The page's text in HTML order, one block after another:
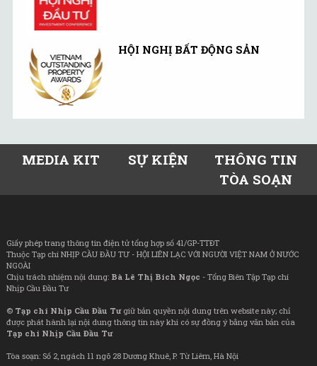
HỘI NGHỊ BẤT ĐỘNG SẢN
MEDIA KIT SỰ KIỆN
THÔNG TIN
TÒA SOẠN
Giấy phép trang thông tin điện tử tổng hợp số 41/GP-TTĐT
Thuộc Tạp chí NHỊP CẦU ĐẦU TƯ - HỘI LIÊN LẠC VỚI NGƯỜI VIỆT NAM Ở NƯỚC
NGOÀI
Chịu trách nhiệm nội dung: Bà Lê Thị Bích Ngọc - Tổng Biên Tập Tạp chí
Nhịp Cầu Đầu Tư
© Tạp chí Nhịp Cầu Đầu Tưgiữ bản quyền nội dung trên website này; chỉ
được phát hành lại nội dung thông tin này khi có sự đồng ý bằng văn bản của
Tạp chí Nhịp Cầu Đầu Tư
Tòa soạn: Số 2, ngách 11 ngõ 28 Dương Khuê, P. Từ Liêm, Hà Nội